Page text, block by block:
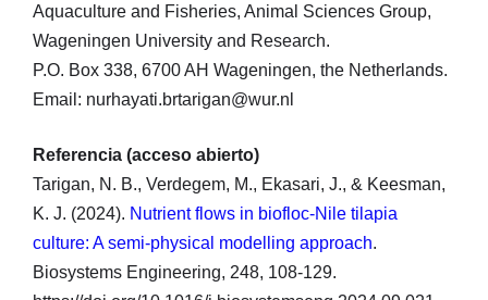
Aquaculture and Fisheries, Animal Sciences Group,
Wageningen University and Research.
P.O. Box 338, 6700 AH Wageningen, the Netherlands.
Email: nurhayati.brtarigan@wur.nl
Referencia (acceso abierto)
Tarigan, N. B., Verdegem, M., Ekasari, J., & Keesman,
K. J. (2024). Nutrient flows in biofloc-Nile tilapia
culture: A semi-physical modelling approach.
Biosystems Engineering, 248, 108-129.